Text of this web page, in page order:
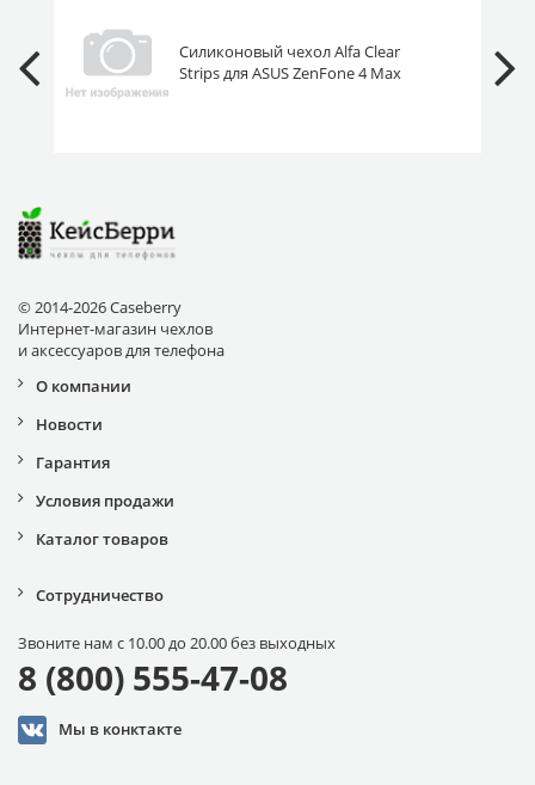
Силиконовый чехол Alfa Clear
Strips для ASUS ZenFone 4 Max
© 2014-2026 Caseberry
Интернет-магазин чехлов
и аксессуаров для телефона
О компании
Новости
Гарантия
Условия продажи
Каталог товаров
Сотрудничество
Звоните нам с 10.00 до 20.00 без выходных
8 (800) 555-47-08
Мы в конктакте